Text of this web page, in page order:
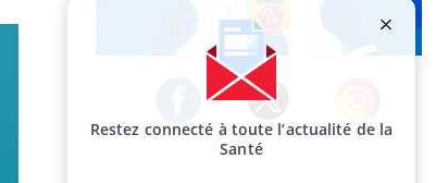
Facebook Twitter Instagram
Restez connecté à toute l’actualité de la
Santé